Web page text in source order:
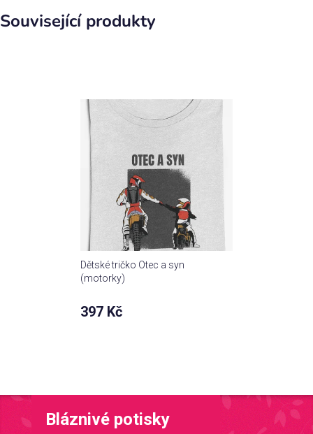
Související produkty
Dětské tričko Otec a syn
(motorky)
397 Kč
Bláznivé potisky